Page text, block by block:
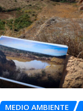
MEDIO AMBIENTE